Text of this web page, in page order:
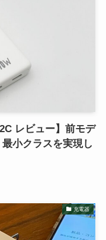
レビュー】前モデ
小クラスを実現し
充電器